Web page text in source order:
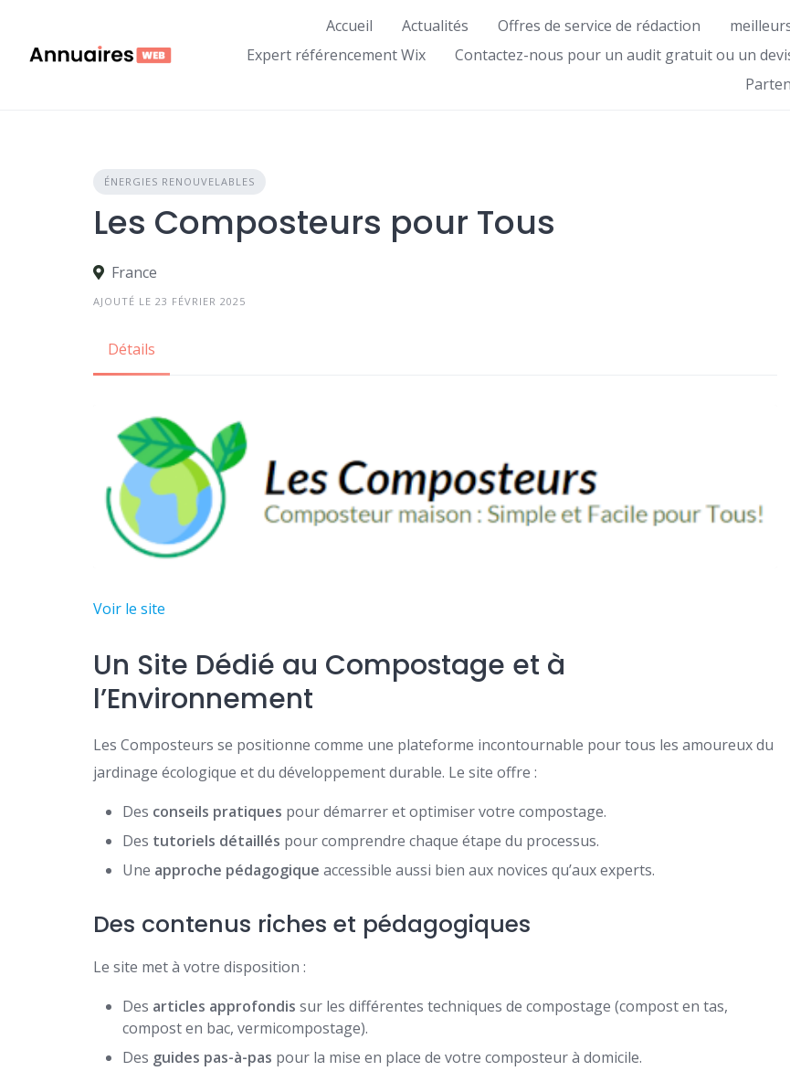
content
Accueil Actualités Offres de service de rédaction
Expert référencement Wix
Contactez-nous pour un audit gratuit ou un
ÉNERGIES RENOUVELABLES
Les Composteurs pour Tous
France
AJOUTÉ LE 23 FÉVRIER 2025
Détails
Voir le site
Un Site Dédié au Compostage et à
l’Environnement
Les Composteurs se positionne comme une plateforme incontournable pour tous les amoureux du
jardinage écologique et du développement durable. Le site offre :
Des conseils pratiques pour démarrer et optimiser votre compostage.
Des tutoriels détaillés pour comprendre chaque étape du processus.
Une approche pédagogique accessible aussi bien aux novices qu’aux experts.
Des contenus riches et pédagogiques
Le site met à votre disposition :
Des articles approfondis sur les différentes techniques de compostage (compost en tas,
compost en bac, vermicompostage).
Des guides pas-à-pas pour la mise en place de votre composteur à domicile.